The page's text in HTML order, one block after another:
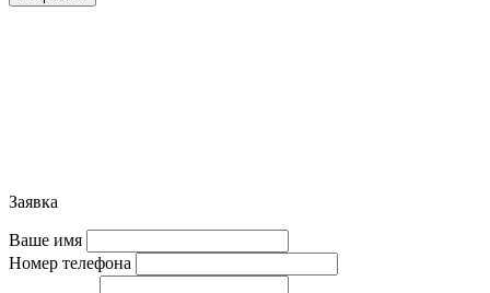
Заявка
Ваше имя
Номер телефона